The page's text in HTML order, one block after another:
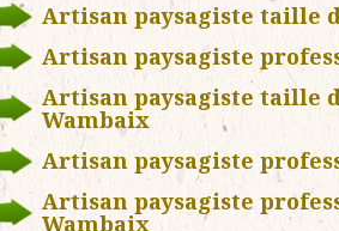
Artisan paysagiste taille
Artisan paysagiste
Artisan paysagiste taille
Wambaix
Artisan paysagiste
Artisan paysagiste
Wambaix